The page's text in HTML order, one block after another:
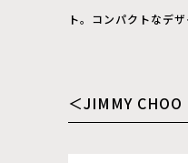
ト。コンパクトなデ
＜JIMMY